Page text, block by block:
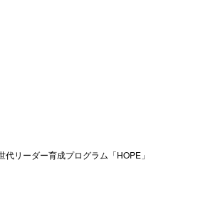
代リーダー育成プログラム「HOPE」